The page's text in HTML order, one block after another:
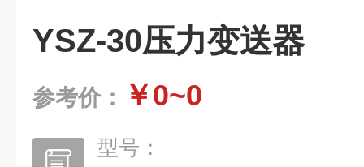
YSZ-30压力变送器
参考价： ￥0~0
型号：